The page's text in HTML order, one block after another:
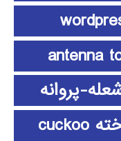
پروانه
الگوریتم جستجوی فاخته cuckoo